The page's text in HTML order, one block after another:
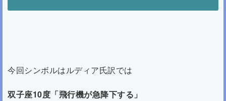
今回シンボルはルディア氏訳では
双子座10度 「飛行機が急降下する」